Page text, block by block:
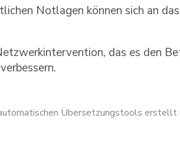
Notlagen können sich an
das es den
Übersetzungstools erstellt